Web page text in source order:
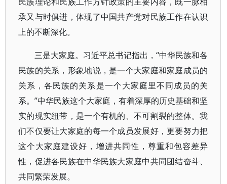
承又与时俱进，体现了中国共产党对民族工作在认识
上的不断深化。
三是大家庭。习近平总书记指出，“中华民族和各
民族的关系，形象地说，是一个大家庭和家庭成员的
关系，各民族的关系是一个大家庭里不同成员的关
系。”中华民族这个大家庭，有着深厚的历史基础和坚
实的现实纽带，是一个有机的、不可割裂的整体。我
们不仅要让大家庭的每一个成员发展好，更要努力把
这个大家庭建设好，增进共同性，尊重和包容差异
性，促进各民族在中华民族大家庭中共同团结奋斗、
共同繁荣发展。